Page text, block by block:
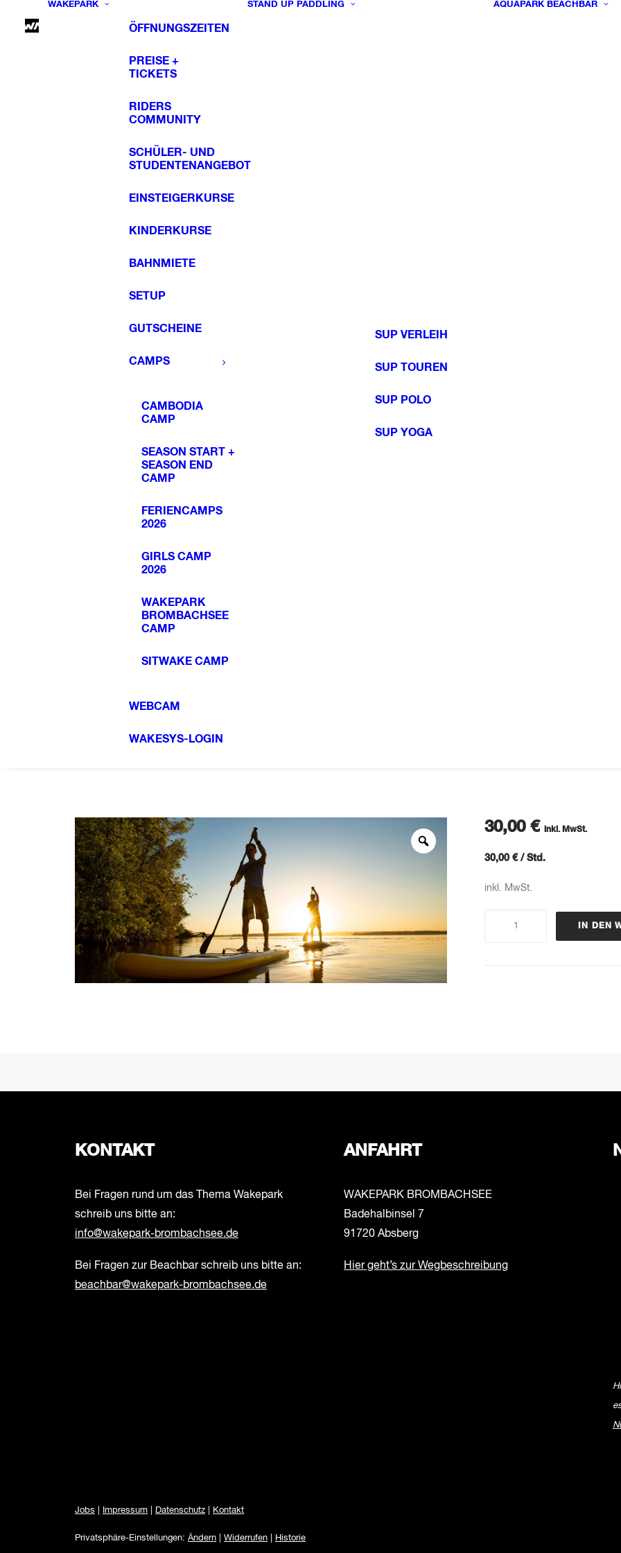
WAKEPARK
ÖFFNUNGSZEITEN
PREISE +
TICKETS
RIDERS
COMMUNITY
SCHÜLER- UND
STUDENTENANGEBOT
EINSTEIGERKURSE
KINDERKURSE
BAHNMIETE
SETUP
GUTSCHEINE
CAMPS
CAMBODIA
CAMP
SEASON START +
SEASON END
CAMP
FERIENCAMPS
2026
GIRLS CAMP
2026
WAKEPARK
BROMBACHSEE
CAMP
SITWAKE CAMP
WEBCAM
WAKESYS-LOGIN
STAND UP PADDLING
SUP VERLEIH
SUP TOUREN
SUP POLO
SUP YOGA
AQUAPARK BEACHBAR
30,00 € inkl. MwSt.
30,00 €/ Std.
inkl. MwSt.
IN DEN
KONTAKT
Bei Fragen rund um das Thema Wakepark
schreib uns bitte an:
info@wakepark-brombachsee.de
Bei Fragen zur Beachbar schreib uns bitte an:
beachbar@wakepark-brombachsee.de
ANFAHRT
WAKEPARK BROMBACHSEE
Badehalbinsel 7
91720 Absberg
Hier geht’s zur Wegbeschreibung
Jobs Impressum Datenschutz Kontakt
Privatsphäre-Einstellungen: Ändern Widerrufen Historie